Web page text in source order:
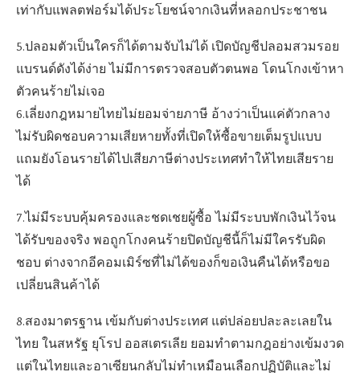
เท่ากับแพลตฟอร์มได้ประโยชน์จากเงินที่หลอกประชาชน
5.ปลอมตัวเป็นใครก็ได้ตามจับไม่ได้ เปิดบัญชีปลอมสวมรอย
แบรนด์ดังได้ง่าย ไม่มีการตรวจสอบตัวตนพอ โดนโกงเข้าหา
ตัวคนร้ายไม่เจอ
6.เลี่ยงกฎหมายไทยไม่ยอมจ่ายภาษี อ้างว่าเป็นแค่ตัวกลาง
ไม่รับผิดชอบความเสียหายทั้งที่เปิดให้ซื้อขายเต็มรูปแบบ
แถมยังโอนรายได้ไปเสียภาษีต่างประเทศทำให้ไทยเสียราย
ได้
7.ไม่มีระบบคุ้มครองและชดเชยผู้ซื้อ ไม่มีระบบพักเงินไว้จน
ได้รับของจริง พอถูกโกงคนร้ายปิดบัญชีนี้ก็ไม่มีใครรับผิด
ชอบ ต่างจากอีคอมเมิร์ซที่ไม่ได้ของก็ขอเงินคืนได้หรือขอ
เปลี่ยนสินค้าได้
8.สองมาตรฐาน เข้มกับต่างประเทศ แต่ปล่อยปละละเลยใน
ไทย ในสหรัฐ ยุโรป ออสเตรเลีย ยอมทำตามกฎอย่างเข้มงวด
แต่ในไทยและอาเซียนกลับไม่ทำเหมือนเลือกปฏิบัติและไม่